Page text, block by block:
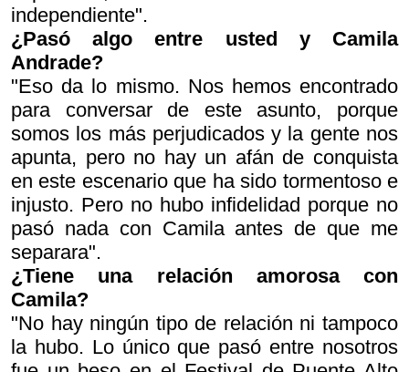
independiente".
¿Pasó algo entre usted y Camila
Andrade?
"Eso da lo mismo. Nos hemos encontrado
para conversar de este asunto, porque
somos los más perjudicados y la gente nos
apunta, pero no hay un afán de conquista
en este escenario que ha sido tormentoso e
injusto. Pero no hubo infidelidad porque no
pasó nada con Camila antes de que me
separara".
¿Tiene una relación amorosa con
Camila?
"No hay ningún tipo de relación ni tampoco
la hubo. Lo único que pasó entre nosotros